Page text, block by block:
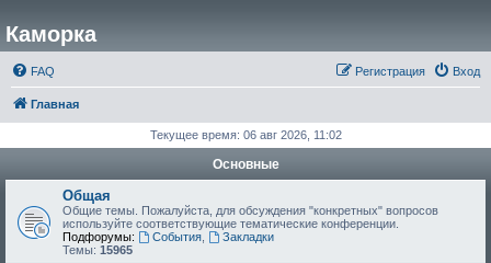
Каморка
FAQ Вход
Регистрация
Главная
Текущее время: 06 авг 2026, 11:02
Основные
Общая
Общие темы. Пожалуйста, для обсуждения "конкретных" вопросов
используйте соответствующие тематические конференции.
Подфорумы:
События,
Закладки
Темы: 15965